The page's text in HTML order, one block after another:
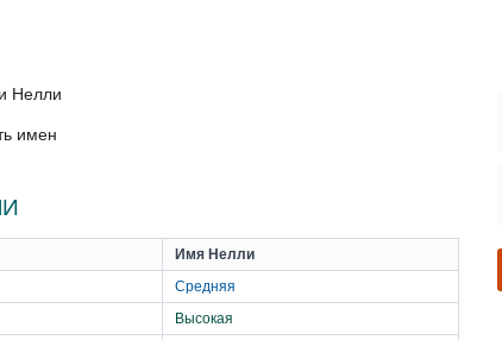
имен
Имя Нелли
Средняя
Высокая